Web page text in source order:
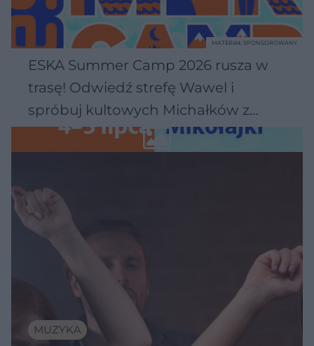
ESKA Summer Camp 2026 rusza w
trasę! Odwiedź strefę Wawel i
spróbuj kultowych Michałków z
Wawelu
MATERIAŁ SPONSOROWANY
MUZYKA